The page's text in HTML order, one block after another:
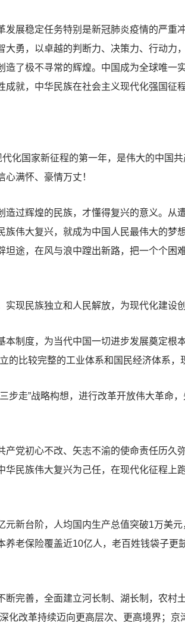
稳定任务特别是新冠肺炎疫情的严重
勇，以卓越的判断力、决策力、行动力
了极不寻常的辉煌。中国成为全球唯一
就，中华民族在社会主义现代化强国征
国家新征程的第一年，是伟大的中国
满怀、豪情万丈！
辉煌的民族，才懂得复兴的意义。从
伟大复兴，就成为中国人民最伟大的梦
途，在风与浪中蹚出新路，把一个个困
民族独立和人民解放，为现代化建设创
度，为当代中国一切进步发展奠定根
比较完整的工业体系和国民经济体系，
走”战略构想，进行改革开放伟大革命
初心不改、矢志不渝的使命责任历久
民族伟大复兴为己任，在现代化征程上
台阶，人均国内生产总值突破1万美元
老保险覆盖近10亿人，老百姓钱袋子更
善，全面建立河长制、湖长制，农村
化改革持续迈向更高层次、更高境界；京